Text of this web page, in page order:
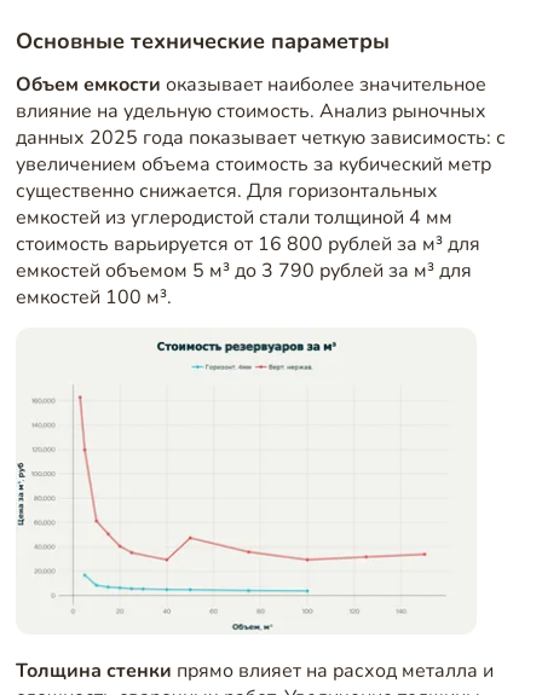
Основные технические параметры
Объем емкости оказывает наиболее значительное
влияние на удельную стоимость. Анализ рыночных
данных 2025 года показывает четкую зависимость: с
увеличением объема стоимость за кубический метр
существенно снижается. Для горизонтальных
емкостей из углеродистой стали толщиной 4 мм
стоимость варьируется от 16 800 рублей за м³ для
емкостей объемом 5 м³ до 3 790 рублей за м³ для
емкостей 100 м³.
Толщина стенки прямо влияет на расход металла и